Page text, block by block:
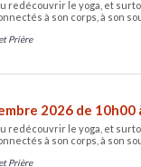
redécouvrir le yoga, et
à son corps, à son
Prière
2026 de 10h00
redécouvrir le yoga, et
à son corps, à son
Prière